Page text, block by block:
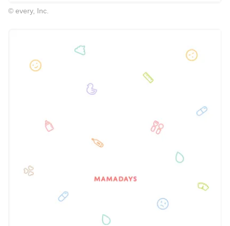
© every, Inc.